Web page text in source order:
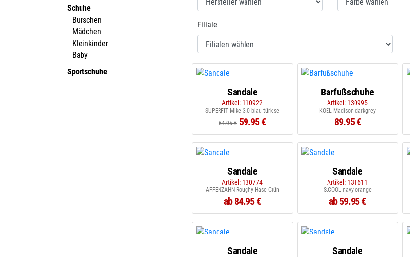
Schuhe
Burschen
Mädchen
Kleinkinder
Baby
Sportschuhe
Filiale
Sandale
Artikel: 110922
SUPERFIT Mike 3.0 blau türkise
64.95 € 59.95 €
Barfußschuhe
Artikel: 130995
KOEL Madison darkgrey
89.95 €
Sandale
Artikel: 130774
AFFENZAHN Roughy Hase Grün
ab 84.95 €
Sandale
Artikel: 131611
S.COOL navy orange
ab 59.95 €
Sandale Sandale